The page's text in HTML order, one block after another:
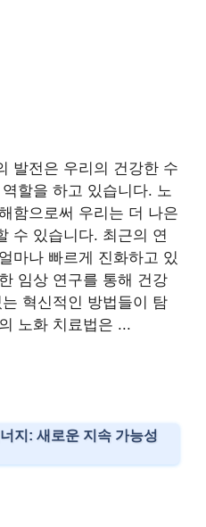
발전은 우리의 건강한 수
할을 하고 있습니다. 노
함으로써 우리는 더 나은
수 있습니다. 최근의 연
마나 빠르게 진화하고 있
임상 연구를 통해 건강
혁신적인 방법들이 탐
노화 치료법은 ...
지: 새로운 지속 가능성